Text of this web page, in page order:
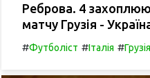
Реброва. 4
матчу Грузія -
#Футболіст #Італія #